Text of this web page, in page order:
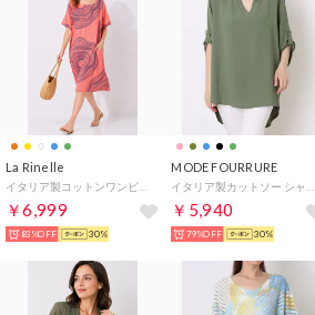
La Rinelle
イタリア製コットンワンピース （レッドオレンジ）
￥6,999
83%OFF 30%
MODE FOURRURE
イタリア製カットソー シャツ （カーキ）
￥5,940
79%OFF 30%